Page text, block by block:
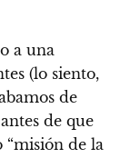
a una
(lo siento,
de
de que
de la